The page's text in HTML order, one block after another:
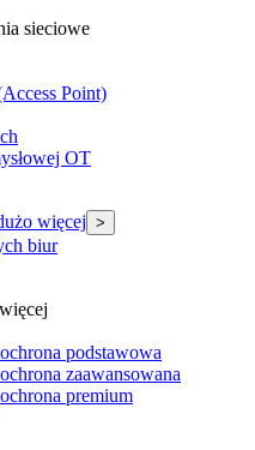
sieciowe
Point)
OT
więcej >
biur
podstawowa
zaawansowana
premium